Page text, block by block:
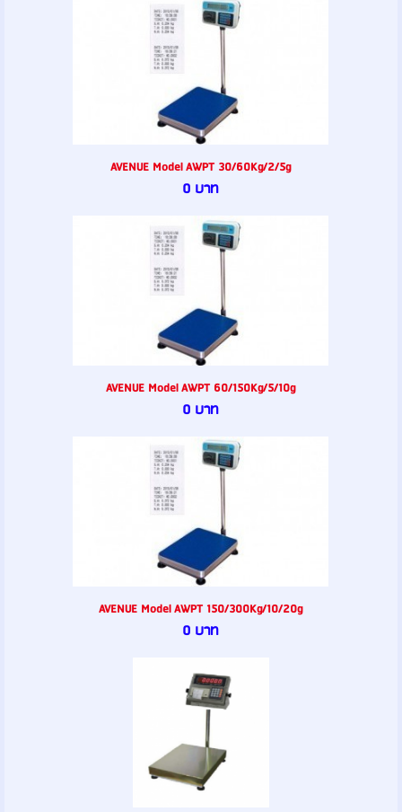
AVENUE Model AWPT 30/60Kg/2/5g
0 บาท
AVENUE Model AWPT 60/150Kg/5/10g
0 บาท
AVENUE Model AWPT 150/300Kg/10/20g
0 บาท